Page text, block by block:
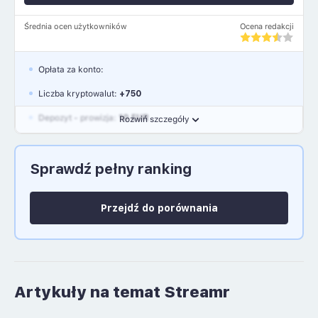
Średnia ocen użytkowników Ocena redakcji
Rozwiń szczegóły
Opłata za konto:
Liczba kryptowalut: +750
Depozyt - prowizja: 10 EUR
Język polski: NIE
Sprawdź pełny ranking
Przejdź do porównania
Artykuły na temat Streamr